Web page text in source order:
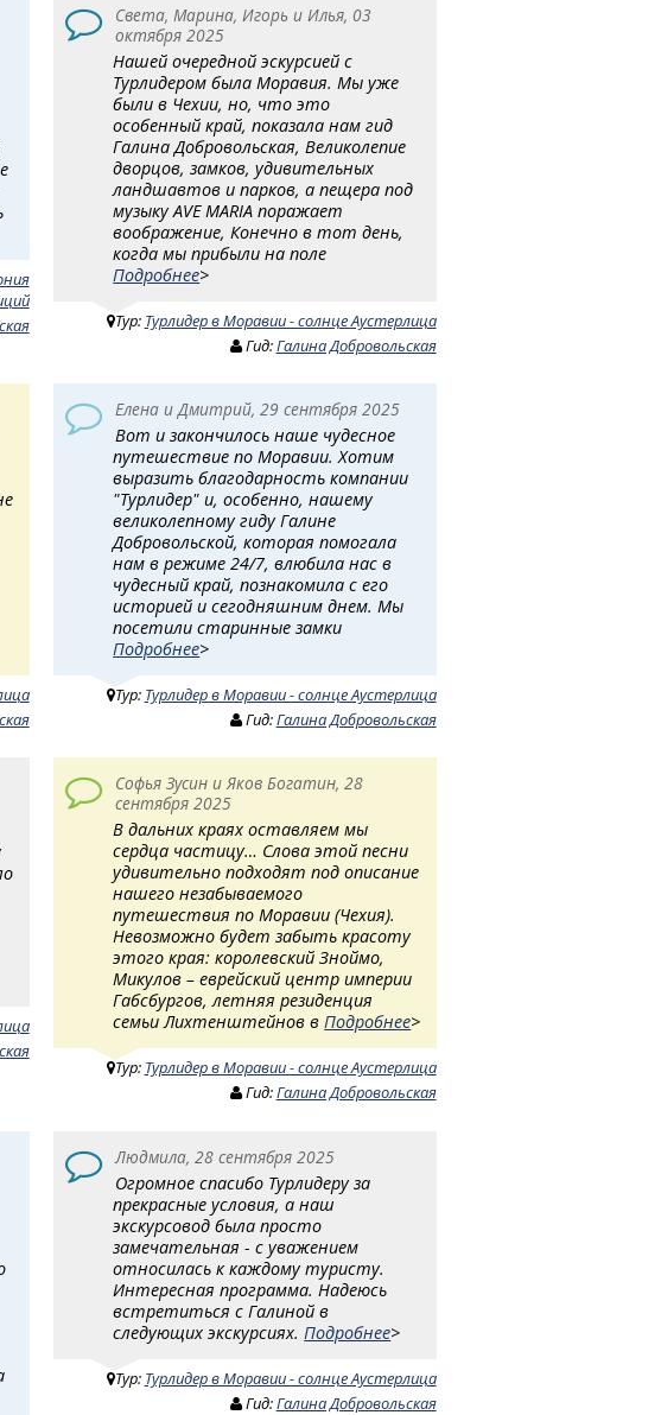
Света, Марина, Игорь и Илья, 03
октября 2025
Нашей очередной эскурсией с
Турлидером была Моравия. Мы уже
были в Чехии, но, что это
особенный край, показала нам гид
Галина Добровольская, Великолепие
дворцов, замков, удивительных
ландшавтов и парков, а пещера под
музыку AVE MARIA поражает
воображение, Конечно в тот день,
когда мы прибыли на поле
Подробнее>
Тур: Турлидер в Моравии - солнце Аустерлица
Гид:Галина Добровольская
Елена и Дмитрий, 29 сентября 2025
Вот и закончилось наше чудесное
путешествие по Моравии. Хотим
выразить благодарность компании
"Турлидер" и, особенно, нашему
великолепному гиду Галине
Добровольской, которая помогала
нам в режиме 24/7, влюбила нас в
чудесный край, познакомила с его
историей и сегодняшним днем. Мы
посетили старинные замки
Подробнее>
Тур: Турлидер в Моравии - солнце Аустерлица
Гид:Галина Добровольская
Софья Зусин и Яков Богатин, 28
сентября 2025
В дальних краях оставляем мы
сердца частицу… Слова этой песни
удивительно подходят под описание
нашего незабываемого
путешествия по Моравии (Чехия).
Невозможно будет забыть красоту
этого края: королевский Зноймо,
Микулов – еврейский центр империи
Габсбургов, летняя резиденция
семьи Лихтенштейнов вПодробнее>
Тур: Турлидер в Моравии - солнце Аустерлица
Гид:Галина Добровольская
Людмила, 28 сентября 2025
Огромное спасибо Турлидеру за
прекрасные условия, а наш
экскурсовод была просто
замечательная - с уважением
относилась к каждому туристу.
Интересная программа. Надеюсь
встретиться с Галиной в
следующих экскурсиях. Подробнее>
Тур: Турлидер в Моравии - солнце Аустерлица
Гид:Галина Добровольская